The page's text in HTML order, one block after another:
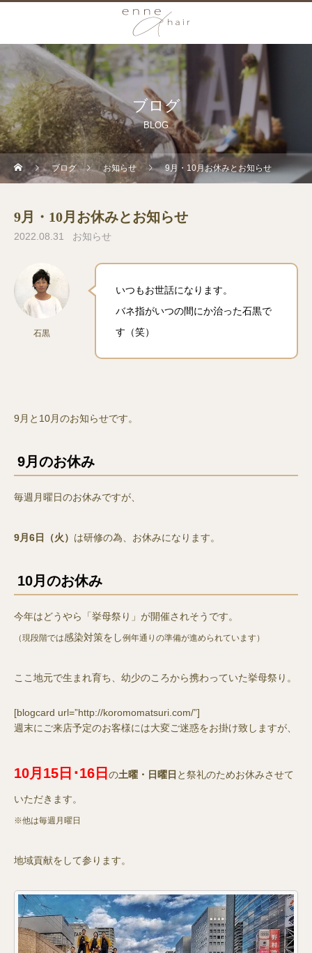
ブログ
BLOG
ブログ お知らせ 9月・10月お休みとお知らせ
9月・10月お休みとお知らせ
2022.08.31 お知らせ
石黒
いつもお世話になります。
バネ指がいつの間にか治った石黒で
す（笑）
9月と10月のお知らせです。
9月のお休み
毎週月曜日のお休みですが、
9月6日（火） は研修の為、お休みになります。
10月のお休み
今年はどうやら「挙母祭り」が開催されそうです。
（現段階では感染対策をし例年通りの準備が進められています）
ここ地元で生まれ育ち、幼少のころから携わっていた挙母祭り。
[blogcard url=”http://koromomatsuri.com/”]
週末にご来店予定のお客様には大変ご迷惑をお掛け致しますが、
10月 15 日･16 日 の土曜・日曜日 と祭礼のためお休みさせて
いただきます。
※他は毎週月曜日
地域貢献をして参ります。